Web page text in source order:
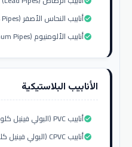
أنابيب النحاس الأصفر (Brass Pipes)check_circle
أنابيب الألومنيوم (Aluminum Pipes)check_circle
الأنابيب البلاستيكية
أنابيب PVC (البولي فينيل كلوريد)check_circle
أنابيب CPVC (البولي فينيل كلوريد المعالج بالكلور)check_circle